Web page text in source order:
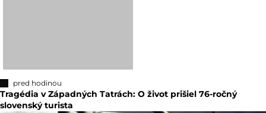
pred hodinou
Tragédia v Západných Tatrách: O život prišiel 76-ročný
slovenský turista